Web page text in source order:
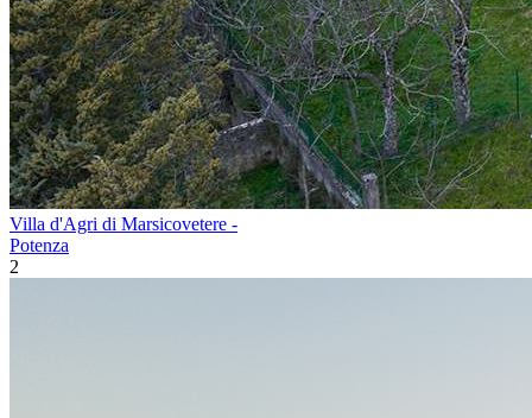
Villa d'Agri di Marsicovetere -
Potenza
2